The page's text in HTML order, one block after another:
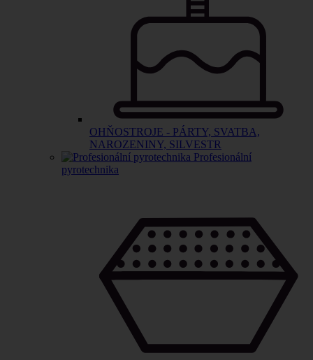
OHŇOSTROJE - PÁRTY, SVATBA,
NAROZENINY, SILVESTR
Profesionální
pyrotechnika